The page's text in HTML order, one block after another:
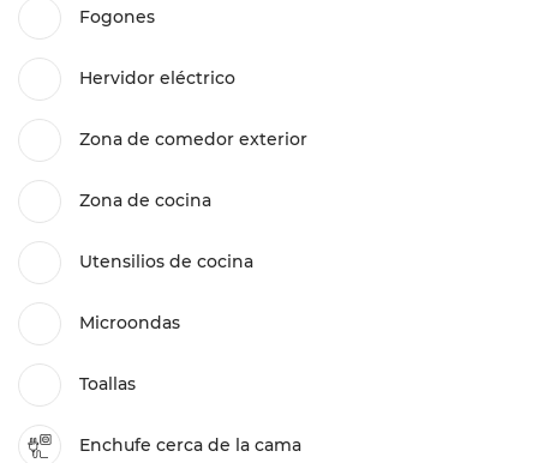
Fogones
Hervidor eléctrico
Zona de comedor exterior
Zona de cocina
Utensilios de cocina
Microondas
Toallas
Enchufe cerca de la cama